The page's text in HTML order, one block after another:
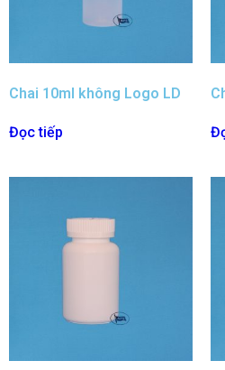
Chai 10ml không Logo LD
Đọc tiếp